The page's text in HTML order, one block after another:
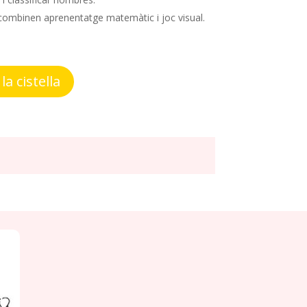
aprenentatge matemàtic i joc visual.
cistella